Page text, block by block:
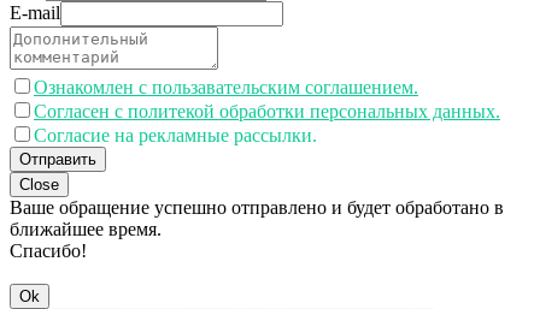
E-mail
Ознакомлен с пользавательским соглашением.
Согласен с политекой обработки персональных данных.
Согласие на рекламные рассылки.
Отправить
Close
Ваше обращение успешно отправлено и будет обработано в
ближайшее время.
Спасибо!
Ok